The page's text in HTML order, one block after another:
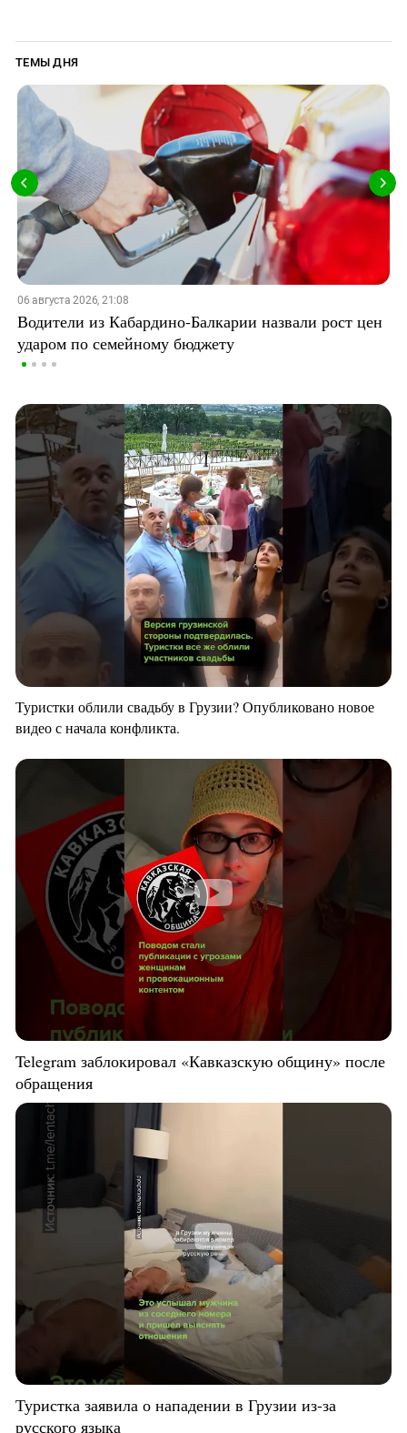
ТЕМЫ ДНЯ
06 августа 2026, 21:08
Водители из Кабардино-Балкарии назвали рост цен
ударом по семейному бюджету
Туристки облили свадьбу в Грузии? Опубликовано новое
видео с начала конфликта.
Telegram заблокировал «Кавказскую общину» после
обращения
Туристка заявила о нападении в Грузии из-за
русского языка